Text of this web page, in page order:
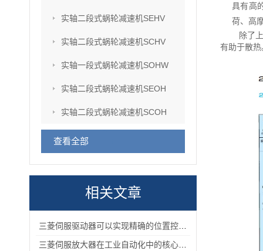
实轴二段式蜗轮减速机SEHV
实轴二段式蜗轮减速机SCHV
实轴一段式蜗轮减速机SOHW
实轴二段式蜗轮减速机SEOH
实轴二段式蜗轮减速机SCOH
查看全部
相关文章
具有高
荷、高
除了
有助于散热